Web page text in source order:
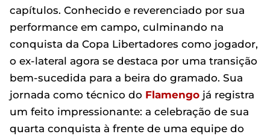
capítulos. Conhecido e reverenciado por sua
performance em campo, culminando na
conquista da Copa Libertadores como jogador,
o ex-lateral agora se destaca por uma transição
bem-sucedida para a beira do gramado. Sua
jornada como técnico do Flamengo já registra
um feito impressionante: a celebração de sua
quarta conquista à frente de uma equipe do